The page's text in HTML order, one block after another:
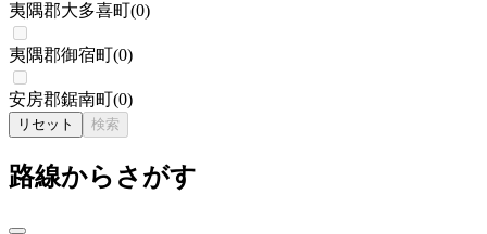
夷隅郡大多喜町(0)
夷隅郡御宿町(0)
安房郡鋸南町(0)
リセット 検索
路線からさがす